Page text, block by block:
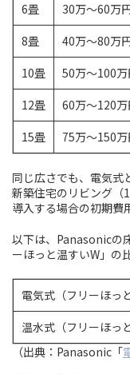
6畳
30万〜60万
8畳
40万〜80万
10畳
50万〜100
12畳
60万〜120
15畳
75万〜150
同じ広さでも、電気式
新築住宅のリビング（
導入する場合の初期費
以下は、Panasonicの
ーほっと温すいW」の
電気式（フリーほっと
温水式（フリーほっ
（出典：Panasonic「